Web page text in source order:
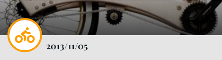
2013/11/05